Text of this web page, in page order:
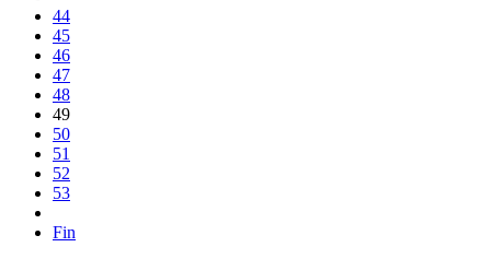
44
45
46
47
48
49
50
51
52
53
Fin